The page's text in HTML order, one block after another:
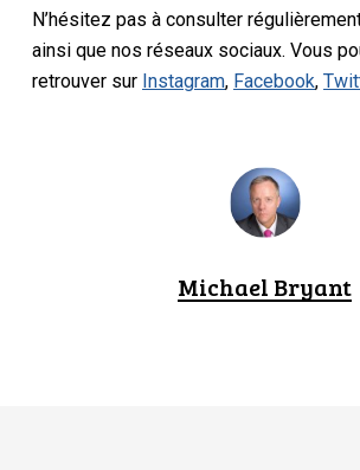
N’hésitez pas à consulter
ainsi que nos réseaux sociaux. Vous
retrouver sur Instagram, Facebook,
Michael Bryant